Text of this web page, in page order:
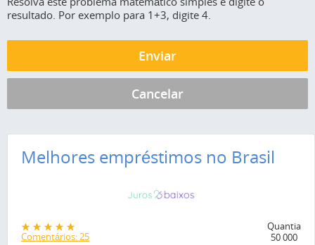
resultado. Por exemplo para 1+3, digite 4.
Melhores empréstimos no Brasil
Comentários: 25
Quantia
50 000